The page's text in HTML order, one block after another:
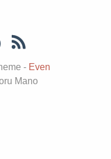
- Even
Mano